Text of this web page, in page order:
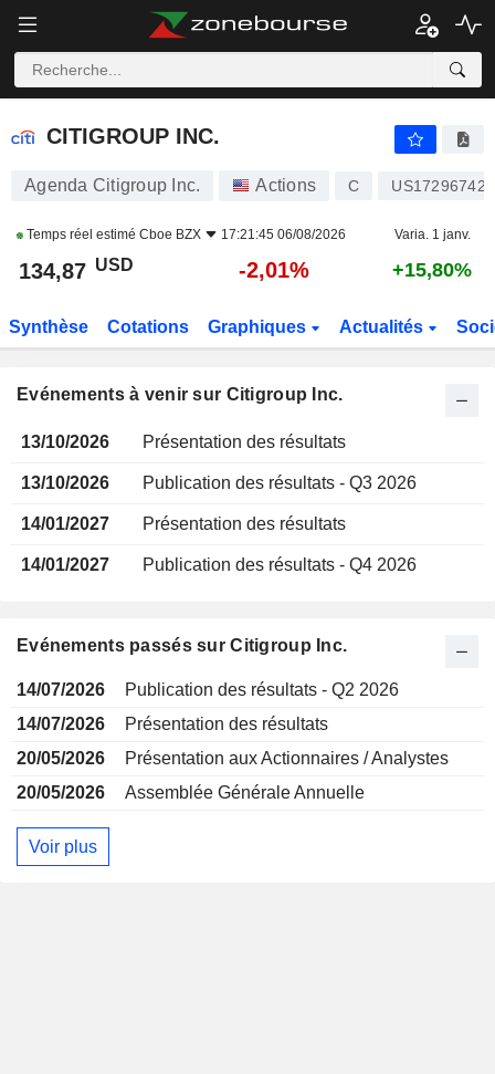
CITIGROUP INC.
CITIGROUP INC.
Agenda Citigroup Inc. Actions C
Temps réel estimé Cboe BZX 17:21:45 06/08/2026 Varia. 1 janv.
134,87 USD -2,01% +15,80%
Synthèse Cotations Graphiques Actualités
Evénements à venir sur Citigroup Inc.
13/10/2026 Présentation des résultats
13/10/2026 Publication des résultats - Q3 2026
14/01/2027 Présentation des résultats
14/01/2027 Publication des résultats - Q4 2026
Evénements passés sur Citigroup Inc.
14/07/2026
Publication des résultats - Q2 2026
14/07/2026
Présentation des résultats
20/05/2026
Présentation aux Actionnaires / Analystes
20/05/2026
Assemblée Générale Annuelle
Voir plus